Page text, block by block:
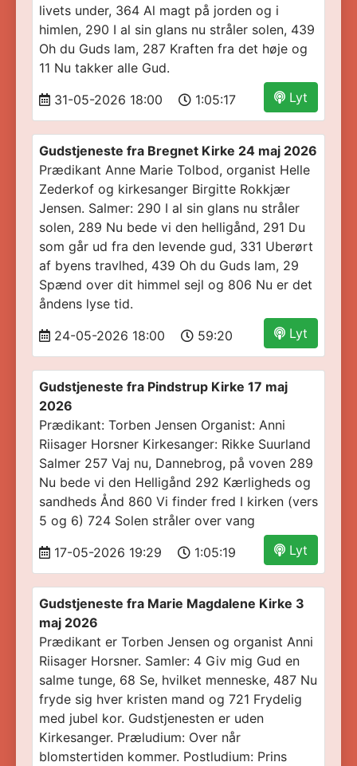
livets under, 364 Al magt på jorden og i
himlen, 290 I al sin glans nu stråler solen, 439
Oh du Guds lam, 287 Kraften fra det høje og
11 Nu takker alle Gud.
Lyt
31-05-2026 18:00 1:05:17
Gudstjeneste fra Bregnet Kirke 24 maj 2026
Prædikant Anne Marie Tolbod, organist Helle
Zederkof og kirkesanger Birgitte Rokkjær
Jensen. Salmer: 290 I al sin glans nu stråler
solen, 289 Nu bede vi den helligånd, 291 Du
som går ud fra den levende gud, 331 Uberørt
af byens travlhed, 439 Oh du Guds lam, 29
Spænd over dit himmel sejl og 806 Nu er det
åndens lyse tid.
Lyt
24-05-2026 18:00 59:20
Gudstjeneste fra Pindstrup Kirke 17 maj
2026
Prædikant: Torben Jensen Organist: Anni
Riisager Horsner Kirkesanger: Rikke Suurland
Salmer 257 Vaj nu, Dannebrog, på voven 289
Nu bede vi den Helligånd 292 Kærligheds og
sandheds Ånd 860 Vi finder fred I kirken (vers
5 og 6) 724 Solen stråler over vang
Lyt
17-05-2026 19:29 1:05:19
Gudstjeneste fra Marie Magdalene Kirke 3
maj 2026
Prædikant er Torben Jensen og organist Anni
Riisager Horsner. Samler: 4 Giv mig Gud en
salme tunge, 68 Se, hvilket menneske, 487 Nu
fryde sig hver kristen mand og 721 Frydelig
med jubel kor. Gudstjenesten er uden
Kirkesanger. Præludium: Over når
blomstertiden kommer. Postludium: Prins